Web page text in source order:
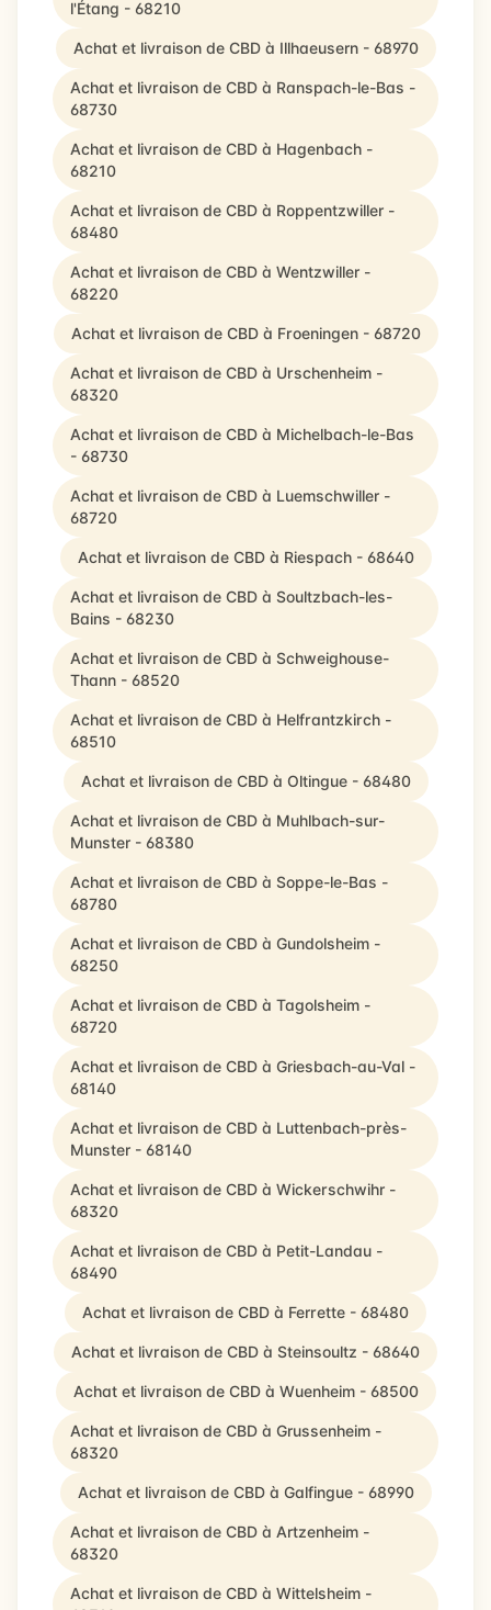
l'Étang - 68210
Achat et livraison de CBD à Illhaeusern - 68970
Achat et livraison de CBD à Ranspach-le-Bas -
68730
Achat et livraison de CBD à Hagenbach -
68210
Achat et livraison de CBD à Roppentzwiller -
68480
Achat et livraison de CBD à Wentzwiller -
68220
Achat et livraison de CBD à Froeningen - 68720
Achat et livraison de CBD à Urschenheim -
68320
Achat et livraison de CBD à Michelbach-le-Bas
- 68730
Achat et livraison de CBD à Luemschwiller -
68720
Achat et livraison de CBD à Riespach - 68640
Achat et livraison de CBD à Soultzbach-les-
Bains - 68230
Achat et livraison de CBD à Schweighouse-
Thann - 68520
Achat et livraison de CBD à Helfrantzkirch -
68510
Achat et livraison de CBD à Oltingue - 68480
Achat et livraison de CBD à Muhlbach-sur-
Munster - 68380
Achat et livraison de CBD à Soppe-le-Bas -
68780
Achat et livraison de CBD à Gundolsheim -
68250
Achat et livraison de CBD à Tagolsheim -
68720
Achat et livraison de CBD à Griesbach-au-Val -
68140
Achat et livraison de CBD à Luttenbach-près-
Munster - 68140
Achat et livraison de CBD à Wickerschwihr -
68320
Achat et livraison de CBD à Petit-Landau -
68490
Achat et livraison de CBD à Ferrette - 68480
Achat et livraison de CBD à Steinsoultz - 68640
Achat et livraison de CBD à Wuenheim - 68500
Achat et livraison de CBD à Grussenheim -
68320
Achat et livraison de CBD à Galfingue - 68990
Achat et livraison de CBD à Artzenheim -
68320
Achat et livraison de CBD à Wittelsheim -